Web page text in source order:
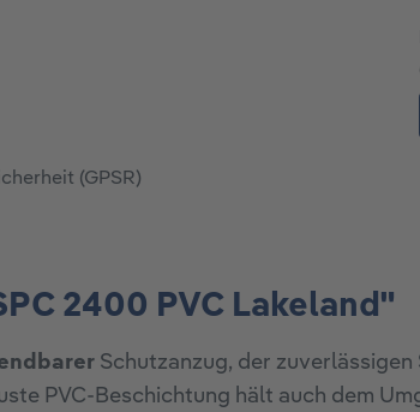
(GPSR)
2400 PVC Lakeland"
Schutzanzug, der
PVC-Beschichtung hält auch dem